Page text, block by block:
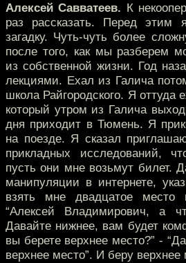
Алексей Савватеев. К
раз рассказать. Перед этим
загадку. Чуть-чуть более
после того, как мы разберем
из собственной жизни. Год
лекциями. Ехал из Галича
школа Райгородского. Я оттуда
который утром из Галича
дня приходит в Тюмень. Я
на поезде. Я сказал
прикладных исследований,
пусть они мне возьмут билет.
манипуляции в интернете,
взять мне двадцатое
“Алексей Владимирович, а
Давайте нижнее, вам будет
вы берете верхнее место?” -
верхнее место”. И беру верхнее